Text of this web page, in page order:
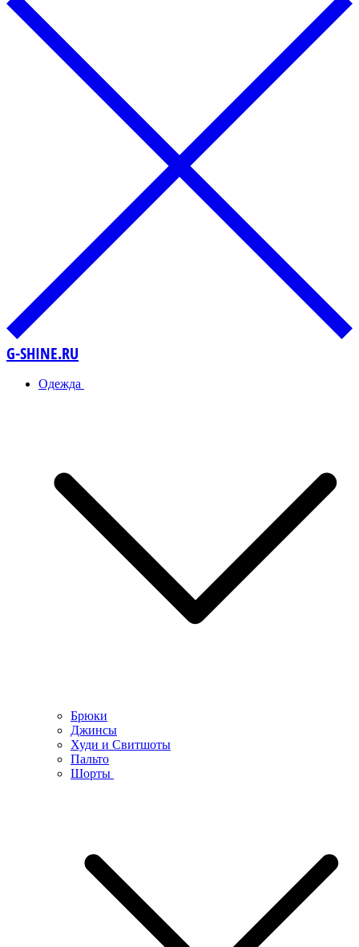
G-SHINE.RU
Одежда
Брюки
Джинсы
Худи и Свитшоты
Пальто
Шорты